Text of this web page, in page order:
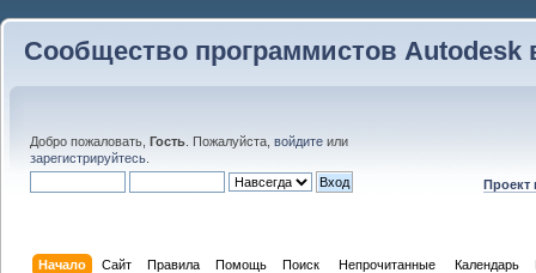
Сообщество программистов Autodesk
Добро пожаловать, Гость . Пожалуйста, войдите или
зарегистрируйтесь
Проект
Начало Сайт Правила Помощь Поиск Непрочитанные Календарь